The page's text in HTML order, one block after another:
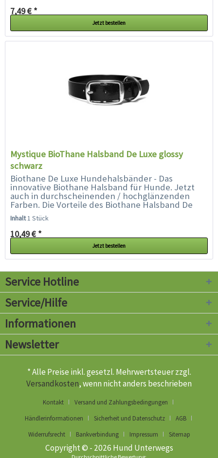
7,49 € *
Jetzt bestellen
Mystique BioThane Halsband De Luxe glossy
schwarz
Biothane De Luxe Hundehalsbänder - Das
innovative Biothane Halsband für Hunde. Jetzt
auch in durchscheinenden / hochglänzenden
Farben. Die Vorteile des Biothane Halsband De
Luxe glossy auf einen Blick:...
Inhalt1 Stück
10,49 € *
Jetzt bestellen
Service Hotline
Service/Hilfe
Informationen
Newsletter
* Alle Preise inkl. gesetzl. Mehrwertsteuer zzgl.
Versandkosten, wenn nicht anders beschrieben
Kontakt
Versand und Zahlungsbedingungen
Händlerinformationen
Sicherheit und Datenschutz
AGB
Widerrufsrecht
Bankverbindung Impressum Sitemap
Copyright © - 2026 Hund Unterwegs